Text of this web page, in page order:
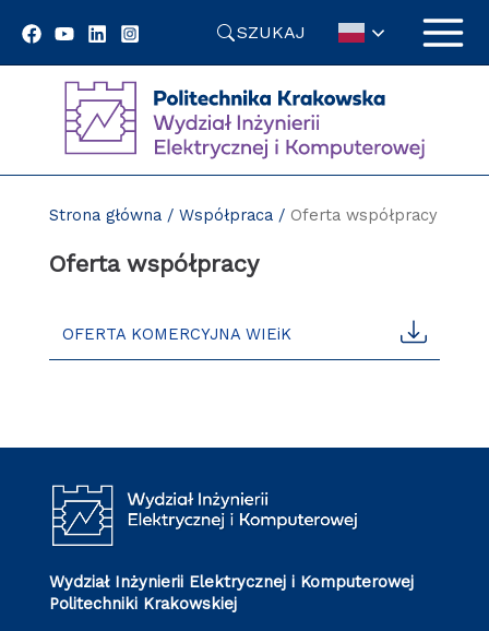
SZUKAJ
Strona główna/ Współpraca/ Oferta współpracy
Oferta współpracy
OFERTA KOMERCYJNA WIEiK
Wydział Inżynierii Elektrycznej i Komputerowej
Politechniki Krakowskiej